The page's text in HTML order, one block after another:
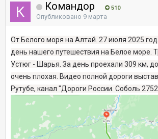
Командор 510
Опубликовано 9 марта
От Белого моря на Алтай. 27 июля 2025
день нашего путешествия на Белое море.
Устюг - Шарья. За день проехали 309 км,
очень плохая. Видео полной дороги
Рутубе, канал "Дороги России. Соболь